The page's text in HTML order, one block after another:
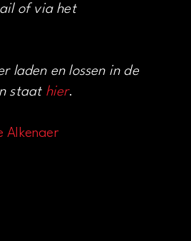
of via het
laden en lossen in de
staat hier.
Alkenaer